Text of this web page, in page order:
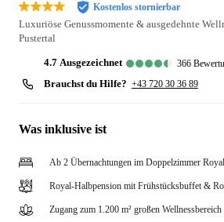
Kostenlos stornierbar
Luxuriöse Genussmomente & ausgedehnte
Pustertal
4.7 ausgezeichnet 366
Brauchst du Hilfe? +43 720 30 36 89
Was inklusive ist
Ab 2 Übernachtungen im Doppelzimmer
Royal-Halbpension mit Frühstücksbuffet &
Zugang zum 1.200 m² großen